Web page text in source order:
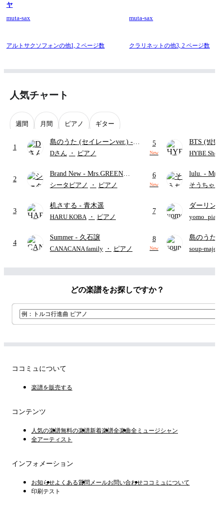
ヤ
muta-sax
アルトサクソフォンの他1, 2 ページ数
muta-sax
クラリネットの他3,2 ページ数
人気チャート
週間 月間 ピアノ ギター
1
島のうた (セイレーンver.) -
セイレーン(CV.鈴木みのり)
ード・ペダル付き/『映画ちい
かわ 人魚の島のひみつ』よ
Dさん ・ ピアノ
2
Brand New - Mrs.GREEN
APPLE
シータピアノ ・ ピアノ
3
机さする - 青木遥
HARU KOBA
・ ピアノ
4
Summer - 久石譲
CANACANA family ・ ピアノ
5
New
BTS (방
HYBE
6
New
lulu. -
そうちゃ
7
ダーリン
APPLE (
8
New
島のうた
映画ちい
soup-majo
どの楽譜をお探しですか？
ココミュについて
楽譜を販売する
コンテンツ
人気の楽譜無料の楽譜新着楽譜全楽曲全ミュージシャン
全アーティスト
インフォメーション
お知らせよくある質問 メールお問い合わせココミュについて
印刷テスト